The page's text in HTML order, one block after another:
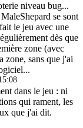
niveau bug...
se sont
le jeu avec une
dès que
zone (avec
zone, sans que j'ai
dans le jeu : ni
qui rament, les
que j'ai dit.